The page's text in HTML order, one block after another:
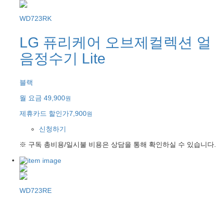
WD723RK
LG 퓨리케어 오브제컬렉션 얼
음정수기 Lite
블랙
월 요금 49,900원
제휴카드 할인가7,900원
신청하기
※ 구독 총비용/일시불 비용은 상담을 통해 확인하실 수 있습니다.
WD723RE